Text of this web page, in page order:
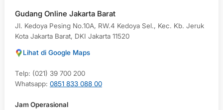
Gudang Online Jakarta Barat
Jl. Kedoya Pesing No.10A, RW.4 Kedoya Sel., Kec. Kb. Jeruk
Kota Jakarta Barat, DKI Jakarta 11520
Lihat di Google Maps
Telp: (021) 39 700 200
Whatsapp: 0851 833 088 00
Jam Operasional